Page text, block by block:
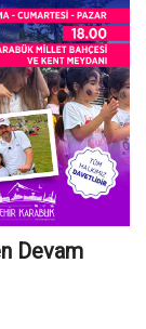
Devam